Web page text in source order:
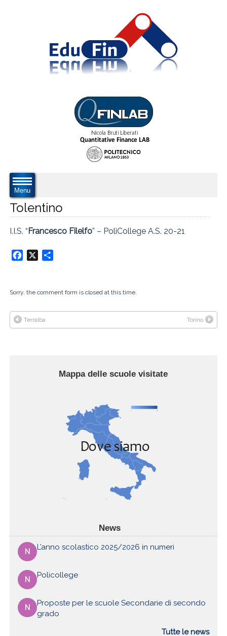
Menu
Tolentino
I.I.S. “Francesco Filelfo” – PoliCollege A.S. 20-21
Facebook
Sorry, the comment form is closed at this time.
Terralba Torino
Mappa delle scuole visitate
News
N L’anno scolastico 2025/2026 in numeri
N Policollege
N
Proposte per le scuole Secondarie di secondo
grado
Tutte le news